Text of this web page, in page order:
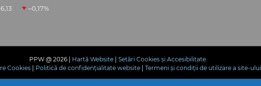
6,13 –0,17%
PPW @ 2026 | Hartă Website| Setări Cookies și Accesibilitate
Cookies
Politică de confidențialitate website Termeni și condiții de utilizare a site-ului